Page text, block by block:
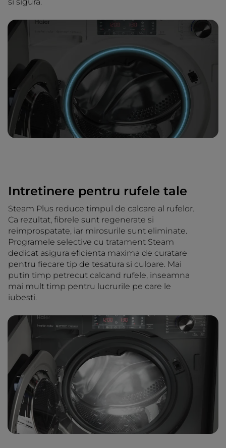
Intretinere pentru rufele tale
Steam Plus reduce timpul de calcare al rufelor.
Ca rezultat, fibrele sunt regenerate si
reimprospatate, iar mirosurile sunt eliminate.
Programele selective cu tratament Steam
dedicat asigura eficienta maxima de curatare
pentru fiecare tip de tesatura si culoare. Mai
putin timp petrecut calcand rufele, inseamna
mai mult timp pentru lucrurile pe care le
iubesti.